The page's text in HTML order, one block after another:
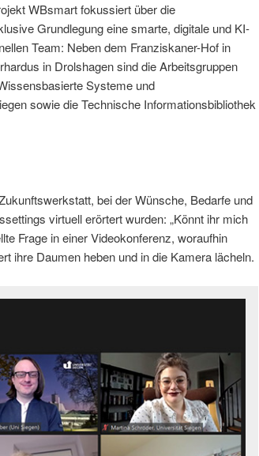
WBsmart fokussiert über die
Grundlegung eine smarte, digitale und KI-
Team: Neben dem Franziskaner-Hof in
in Drolshagen sind die Arbeitsgruppen
Systeme und
sowie die Technische Informationsbibliothek
bei der Wünsche, Bedarfe und
virtuell erörtert wurden: „Könnt ihr mich
Frage in einer Videokonferenz, woraufhin
ihre Daumen heben und in die Kamera lächeln.